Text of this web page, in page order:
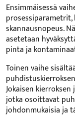
Ensimmäisessä
skannausnopeus.
asetetaan
pinta ja
Toinen vaihe
Jokaisen
jotka osoittavat
johdonmukaisia ja